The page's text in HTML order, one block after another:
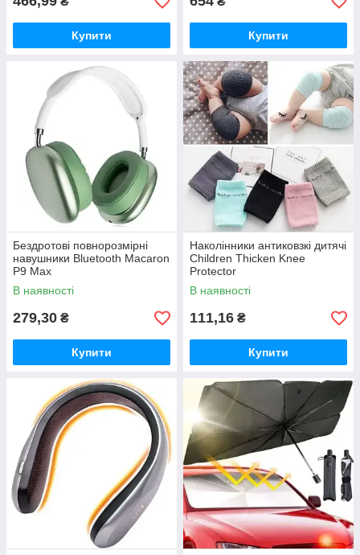
Купити Купити
Бездротові повнорозмірні
навушники Bluetooth Macaron
P9 Max
В наявності
279,30 ₴
Купити
Наколінники антиковзкі дитячі
Children Thicken Knee
Protector
В наявності
111,16 ₴
Купити